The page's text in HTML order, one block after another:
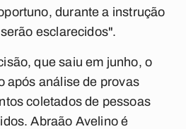
durante a instrução
esclarecidos".
que saiu em junho, o
após análise de provas
coletados de pessoas
Abraão Avelino é